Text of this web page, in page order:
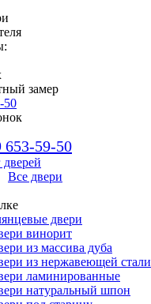
замер
50
653-59-50
дверей
Все двери
двери
винорит
из массива дуба
из нержавеющей стали
ламинированные
натуральный шпон